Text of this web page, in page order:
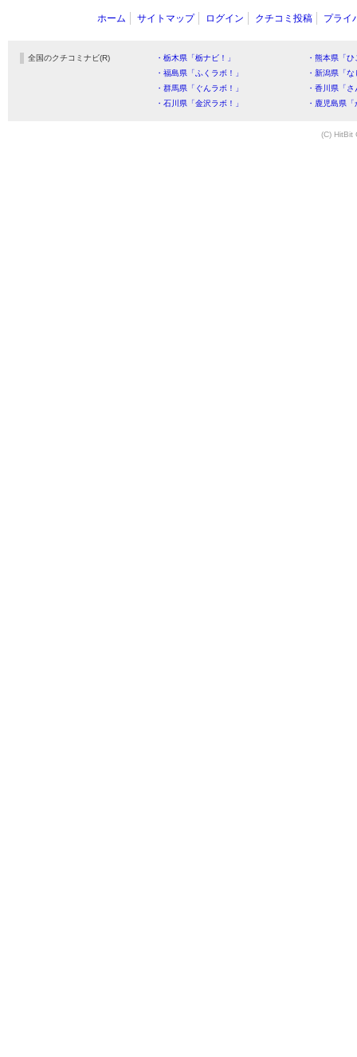
ホーム サイトマップ ログイン クチコミ投稿 プライ
全国のクチコミナビ(R) ・栃木県「栃ナビ！」
・熊本県「
・福島県「ふくラボ！」
・新潟県「
・群馬県「ぐんラボ！」
・香川県「
・石川県「金沢ラボ！」
・鹿児島県
(C) HitBit